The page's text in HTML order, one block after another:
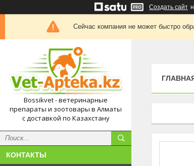
Создать сайт
Сейчас компания не может быстро
Bossikvet - ветеринарные
препараты и зоотовары в Алматы
с доставкой по Казахстану
КОНТАКТЫ